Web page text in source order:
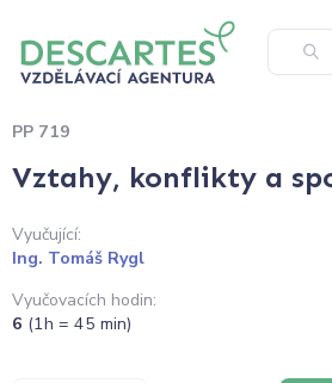
PP 719
Vztahy, konflikty a
Vyučující:
Ing. Tomáš Rygl
Vyučovacích hodin:
6 (1h = 45 min)